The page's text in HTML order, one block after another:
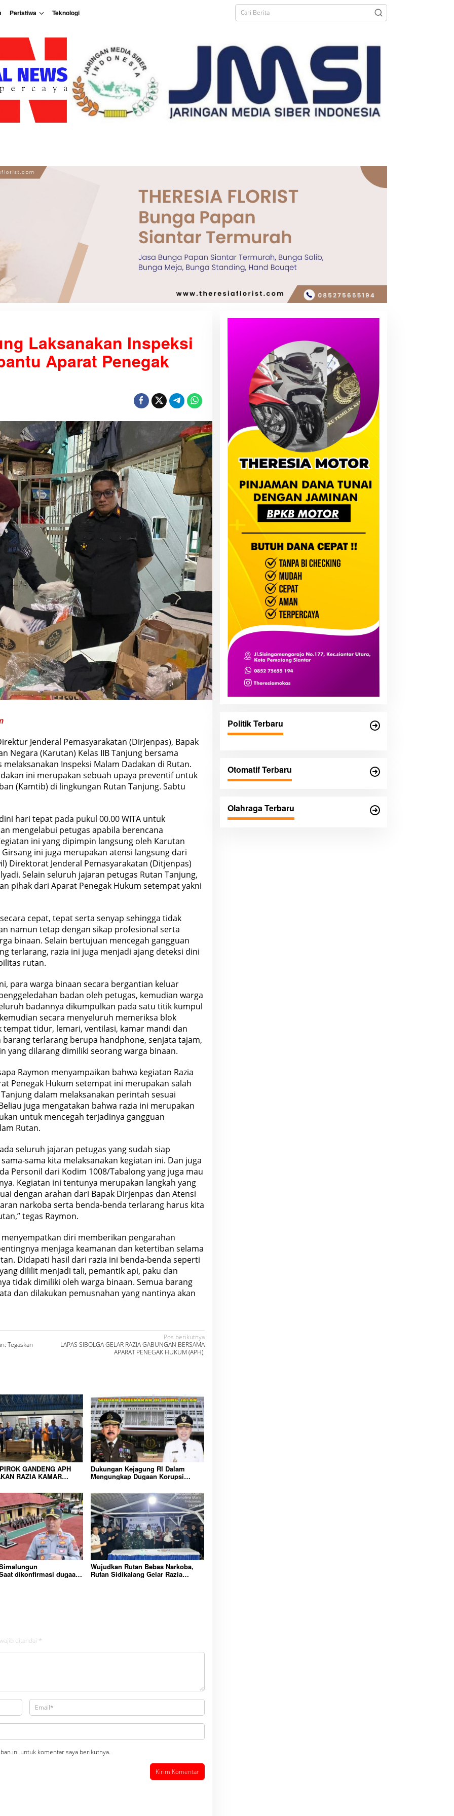
Peristiwa Teknologi
Laksanakan Inspeksi
Aparat Penegak
Jenderal Pemasyarakatan (Dirjenpas), Bapak
Negara (Karutan) Kelas IIB Tanjung bersama
Inspeksi Malam Dadakan di Rutan.
ini merupakan sebuah upaya preventif untuk
(Kamtib) di lingkungan Rutan Tanjung. Sabtu
hari tepat pada pukul 00.00 WITA untuk
mengelabui petugas apabila berencana
ini yang dipimpin langsung oleh Karutan
ini juga merupakan atensi langsung dari
Direktorat Jenderal Pemasyarakatan (Ditjenpas)
Selain seluruh jajaran petugas Rutan Tanjung,
pihak dari Aparat Penegak Hukum setempat yakni
cepat, tepat serta senyap sehingga tidak
namun tetap dengan sikap profesional serta
binaan. Selain bertujuan mencegah gangguan
terlarang, razia ini juga menjadi ajang deteksi dini
rutan.
para warga binaan secara bergantian keluar
badan oleh petugas, kemudian warga
badannya dikumpulkan pada satu titik kumpul
secara menyeluruh memeriksa blok
tidur, lemari, ventilasi, kamar mandi dan
terlarang berupa handphone, senjata tajam,
yang dilarang dimiliki seorang warga binaan.
Raymon menyampaikan bahwa kegiatan Razia
Penegak Hukum setempat ini merupakan salah
dalam melaksanakan perintah sesuai
juga mengatakan bahwa razia ini merupakan
untuk mencegah terjadinya gangguan
Rutan.
seluruh jajaran petugas yang sudah siap
sama kita melaksanakan kegiatan ini. Dan juga
Personil dari Kodim 1008/Tabalong yang juga mau
Kegiatan ini tentunya merupakan langkah yang
dengan arahan dari Bapak Dirjenpas dan Atensi
narkoba serta benda-benda terlarang harus kita
tegas Raymon.
diri memberikan pengarahan
menjaga keamanan dan ketertiban selama
Didapati hasil dari razia ini benda-benda seperti
dililit menjadi tali, pemantik api, paku dan
tidak dimiliki oleh warga binaan. Semua barang
dan dilakukan pemusnahan yang nantinya akan
Tegaskan
Pos berikutnya
LAPAS SIBOLGA GELAR RAZIA GABUNGAN BERSAMA
APARAT PENEGAK HUKUM (APH).
GANDENG APH
RAZIA KAMAR
LINGKUNGAN
YANG AMAN
Dukungan Kejagung RI Dalam
Mengungkap Dugaan Korupsi
AMPK : Segera Periksa Dan
Tangkap!
dikonfirmasi dugaan
Wujudkan Rutan Bebas Narkoba,
Rutan Sidikalang Gelar Razia
ditandai *
ini untuk komentar saya berikutnya.
Politik Terbaru
Otomatif Terbaru
Olahraga Terbaru